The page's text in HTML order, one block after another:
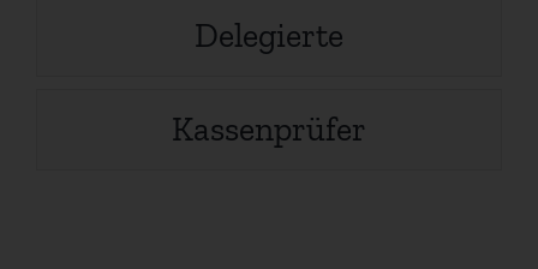
Delegierte
Kassenprüfer